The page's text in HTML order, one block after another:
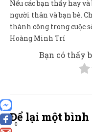
0
Nếu các bạn thấy hay
người thân và bạn bè.
thành công trong cuộc
Hoàng Minh Trí
Bạn có thấy
Để lại một bình